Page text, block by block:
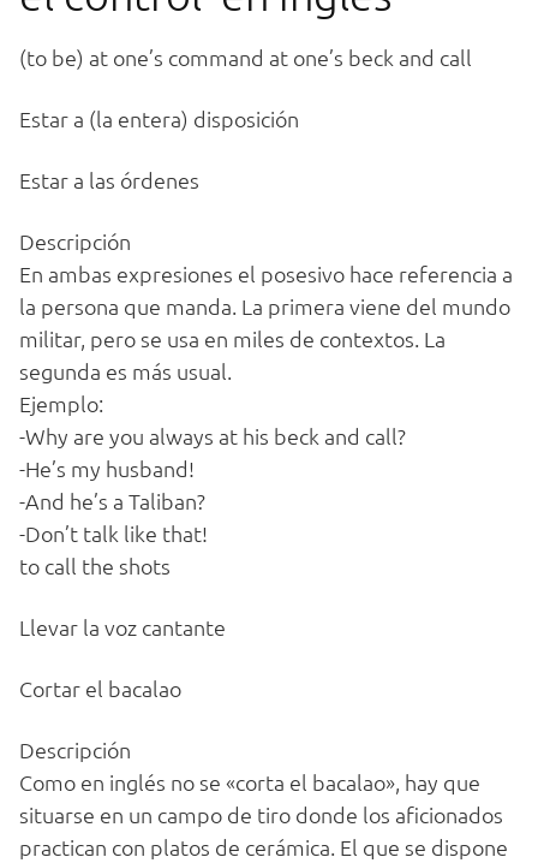
(to be) at one’s command at one’s beck and call
Estar a (la entera) disposición
Estar a las órdenes
Descripción
En ambas expresiones el posesivo hace referencia a
la persona que manda. La primera viene del mundo
militar, pero se usa en miles de contextos. La
segunda es más usual.
Ejemplo:
-Why are you always at his beck and call?
-He’s my husband!
-And he’s a Taliban?
-Don’t talk like that!
to call the shots
Llevar la voz cantante
Cortar el bacalao
Descripción
Como en inglés no se «corta el bacalao», hay que
situarse en un campo de tiro donde los aficionados
practican con platos de cerámica. El que se dispone